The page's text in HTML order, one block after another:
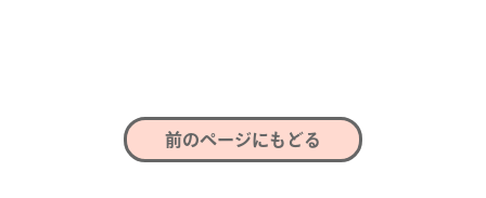
前のページにもどる